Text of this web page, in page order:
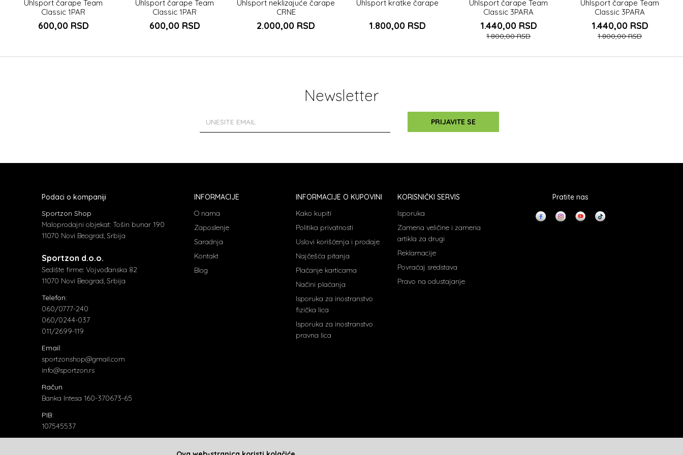
Uhlsport čarape Team
Classic 1PAR
600,00 RSD
Uhlsport čarape Team
Classic 1PAR
600,00 RSD
Uhlsport neklizajuće čarape
CRNE
2.000,00 RSD
Uhlsport kratke čarape
1.800,00 RSD
Uhlsport čarape Team
Classic 3PARA
1.440,00 RSD
1.800,00RSD
Uhlsport čarape Team
Classic 3PARA
1.440,00 RSD
1.800,00RSD
Newsletter
PRIJAVITE SE
Podaci o kompaniji
Sportzon Shop
Maloprodajni objekat: Tošin bunar 190
11070 Novi Beograd, Srbija
Sportzon d.o.o.
Sedište firme: Vojvođanska 82
11070 Novi Beograd, Srbija
Telefon:
060/0777-240
060/0244-037
011/2699-119
Email:
sportzonshop@gmail.com
info@sportzon.rs
Račun
Banka Intesa 160-370673-65
PIB:
107545537
INFORMACIJE
O nama
Zaposlenje
Saradnja
Kontakt
Blog
INFORMACIJE O KUPOVINI
Kako kupiti
Politika privatnosti
Uslovi korišćenja i prodaje
Najčešća pitanja
Plaćanje karticama
Načini plaćanja
Isporuka za inostranstvo
fizička lica
Isporuka za inostranstvo
pravna lica
KORISNIČKI SERVIS
Isporuka
Zamena veličine i zamena
artikla za drugi
Reklamacije
Povraćaj sredstava
Pravo na odustajanje
Pratite nas